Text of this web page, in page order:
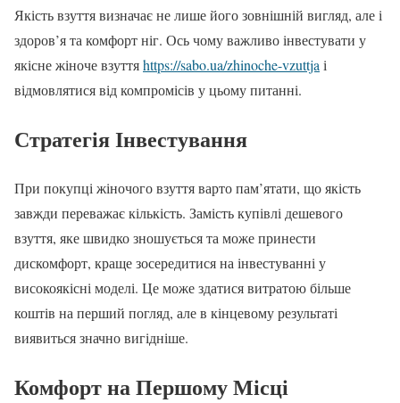
Якість взуття визначає не лише його зовнішній вигляд, але і
здоров’я та комфорт ніг. Ось чому важливо інвестувати у
якісне жіноче взуттяhttps://sabo.ua/zhinoche-vzuttja і
відмовлятися від компромісів у цьому питанні.
Стратегія Інвестування
При покупці жіночого взуття варто пам’ятати, що якість
завжди переважає кількість. Замість купівлі дешевого
взуття, яке швидко зношується та може принести
дискомфорт, краще зосередитися на інвестуванні у
високоякісні моделі. Це може здатися витратою більше
коштів на перший погляд, але в кінцевому результаті
виявиться значно вигідніше.
Комфорт на Першому Місці